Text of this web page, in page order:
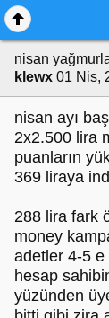
nisan
klewx 01 Nis,
nisan ayı
2x2.500 lira
puanların
369 liraya
288 lira fark
money
adetler 4-5 e
hesap
yüzünden